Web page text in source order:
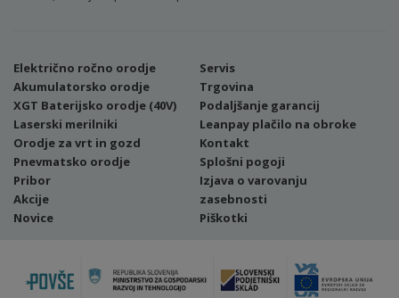
Električno ročno orodje
Akumulatorsko orodje
XGT Baterijsko orodje (40V)
Laserski merilniki
Orodje za vrt in gozd
Pnevmatsko orodje
Pribor
Akcije
Novice
Servis
Trgovina
Podaljšanje garancij
Leanpay plačilo na obroke
Kontakt
Splošni pogoji
Izjava o varovanju
zasebnosti
Piškotki